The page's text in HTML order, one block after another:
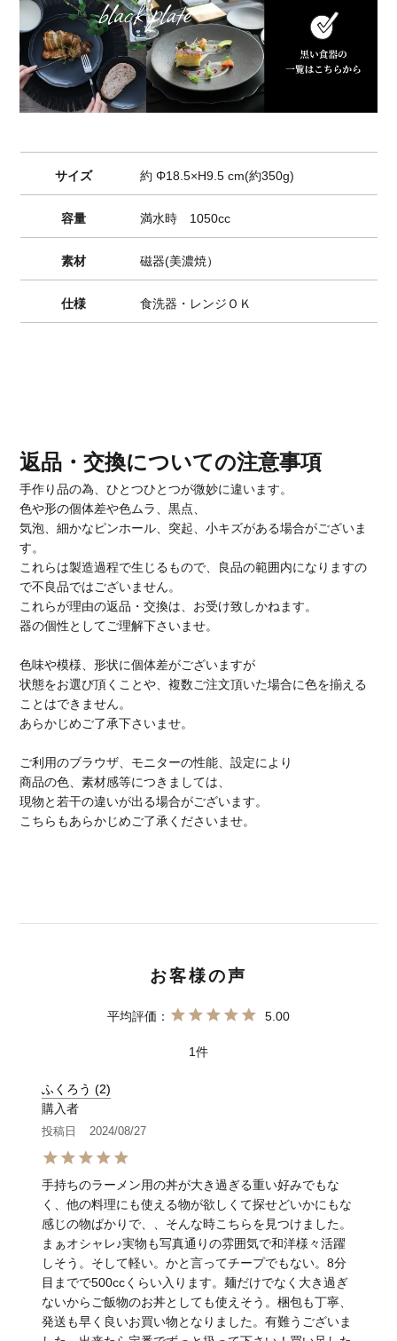
サイズ 約 Φ18.5×H9.5 cm(約350g)
容量 満水時 1050cc
素材 磁器(美濃焼）
仕様 食洗器・レンジＯＫ
返品・交換についての注意事項
手作り品の為、ひとつひとつが微妙に違います。
色や形の個体差や色ムラ、黒点、
気泡、細かなピンホール、突起、小キズがある場合がございま
す。
これらは製造過程で生じるもので、良品の範囲内になりますの
で不良品ではございません。
これらが理由の返品・交換は、お受け致しかねます。
器の個性としてご理解下さいませ。
色味や模様、形状に個体差がございますが
状態をお選び頂くことや、複数ご注文頂いた場合に色を揃える
ことはできません。
あらかじめご了承下さいませ。
ご利用のブラウザ、モニターの性能、設定により
商品の色、素材感等につきましては、
現物と若干の違いが出る場合がございます。
こちらもあらかじめご了承くださいませ。
5.00
1
ふくろう
2
購入者
投稿日 2024/08/27
手持ちのラーメン用の丼が大き過ぎる重い好みでもな
く、他の料理にも使える物が欲しくて探せどいかにもな
感じの物ばかりで、、そんな時こちらを見つけました。
まぁオシャレ♪実物も写真通りの雰囲気で和洋様々活躍
しそう。そして軽い。かと言ってチープでもない。8分
目までで500ccくらい入ります。麺だけでなく大き過ぎ
ないからご飯物のお丼としても使えそう。梱包も丁寧、
発送も早く良いお買い物となりました。有難うございま